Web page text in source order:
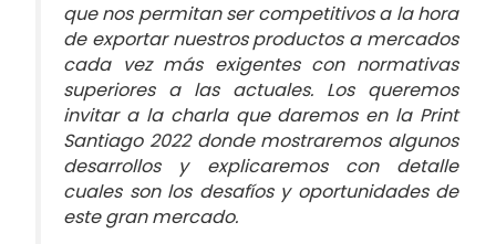
que nos permitan ser competitivos a la hora
de exportar nuestros productos a mercados
cada vez más exigentes con normativas
superiores a las actuales. Los queremos
invitar a la charla que daremos en la Print
Santiago 2022 donde mostraremos algunos
desarrollos y explicaremos con detalle
cuales son los desafíos y oportunidades de
este gran mercado.